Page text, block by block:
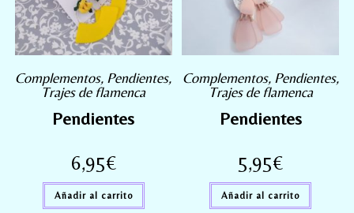
Complementos, Pendientes,
Trajes de flamenca
Pendientes
6,95€
Añadir al carrito
Complementos, Pendientes,
Trajes de flamenca
Pendientes
5,95€
Añadir al carrito